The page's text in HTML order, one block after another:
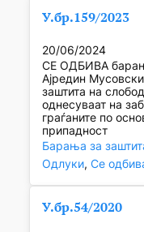
У.бр.159/2023
20/06/2024
СЕ ОДБИВА
Ајредин
заштита на
однесуваат на
граѓаните по
припадност
Барања за
Одлуки, Се
У.бр.54/2020